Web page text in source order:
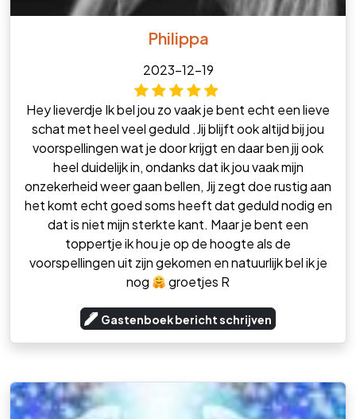
Philippa
2023-12-19
Hey lieverdje Ik bel jou zo vaak je bent echt een lieve
schat met heel veel geduld .Jij blijft ook altijd bij jou
voorspellingen wat je door krijgt en daar ben jij ook
heel duidelijk in, ondanks dat ik jou vaak mijn
onzekerheid weer gaan bellen, Jij zegt doe rustig aan
het komt echt goed soms heeft dat geduld nodig en
dat is niet mijn sterkte kant. Maar je bent een
toppertje ik hou je op de hoogte als de
voorspellingen uit zijn gekomen en natuurlijk bel ik je
nog
groetjes R
Gastenboek bericht schrijven